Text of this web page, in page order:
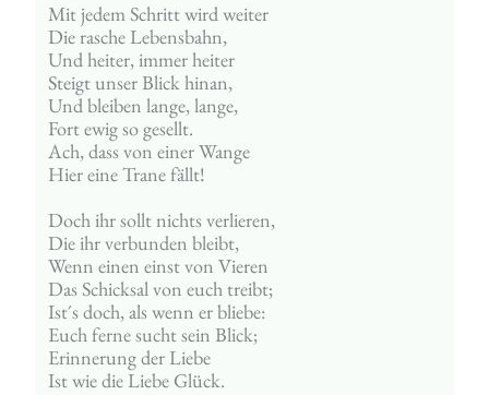
Mit jedem Schritt wird weiter
Die rasche Lebensbahn,
Und heiter, immer heiter
Steigt unser Blick hinan,
Und bleiben lange, lange,
Fort ewig so gesellt.
Ach, dass von einer Wange
Hier eine Trane fällt!
Doch ihr sollt nichts verlieren,
Die ihr verbunden bleibt,
Wenn einen einst von Vieren
Das Schicksal von euch treibt;
Ist´s doch, als wenn er bliebe:
Euch ferne sucht sein Blick;
Erinnerung der Liebe
Ist wie die Liebe Glück.